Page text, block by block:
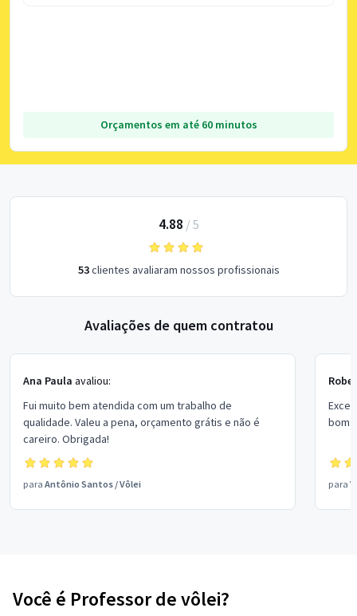
Orçamentos em até 60 minutos
4.88 / 5
53clientes avaliaram nossos profissionais
Avaliações de quem contratou
Ana Paula avaliou:
Fui muito bem atendida com um trabalho de
qualidade. Valeu a pena, orçamento grátis e não é
careiro. Obrigada!
para Antônio Santos /Vôlei
bom
para
Você é Professor de vôlei?